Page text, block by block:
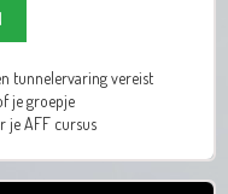
tunnelervaring vereist
je groepje
je AFF cursus